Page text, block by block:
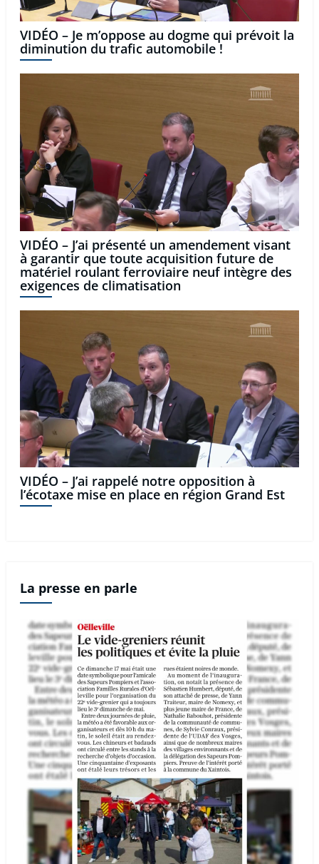
VIDÉO – Je m’oppose au dogme qui prévoit la
diminution du trafic automobile !
VIDÉO – J’ai présenté un amendement visant
à garantir que toute acquisition future de
matériel roulant ferroviaire neuf intègre des
exigences de climatisation
VIDÉO – J’ai rappelé notre opposition à
l’écotaxe mise en place en région Grand Est
La presse en parle